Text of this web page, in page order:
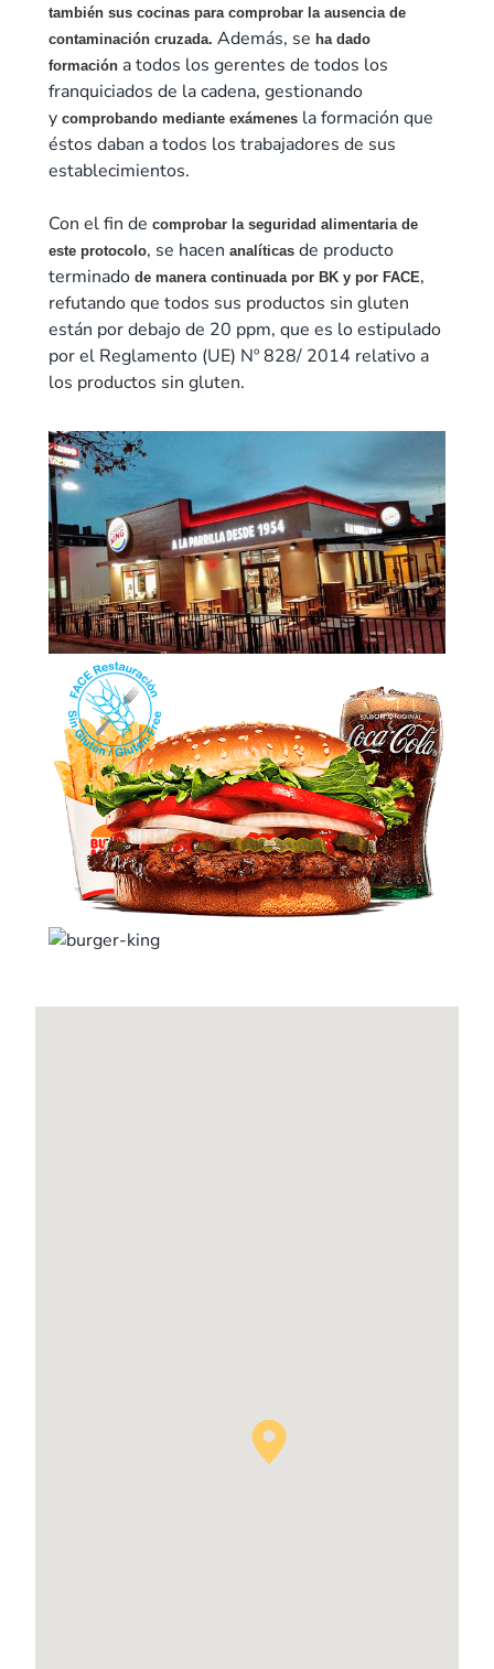
también sus cocinas para comprobar la ausencia de
contaminación cruzada. Además, se ha dado
formación a todos los gerentes de todos los
franquiciados de la cadena, gestionando
y comprobando mediante exámenes la formación que
éstos daban a todos los trabajadores de sus
establecimientos.
Con el fin de comprobar la seguridad alimentaria de
este protocolo, se hacen analíticas de producto
terminado de manera continuada por BK y por FACE,
refutando que todos sus productos sin gluten
están por debajo de 20 ppm, que es lo estipulado
por el Reglamento (UE) Nº 828/ 2014 relativo a
los productos sin gluten.